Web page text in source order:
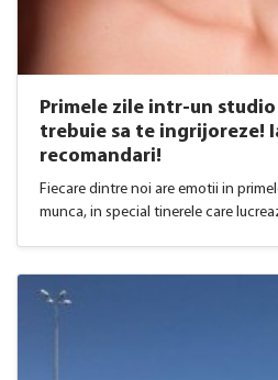
Primele zile intr-un
trebuie sa te ingrijoreze!
recomandari!
Fiecare dintre noi are emotii in
munca, in special tinerele care